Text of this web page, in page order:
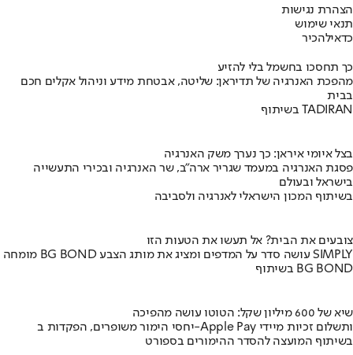
הצהרת נגישות
תנאי שימוש
כדאילהכיר
כך תחסכו בחשמל בלי להזיע
מהפכת האנרגיה של תדיראן: שליטה, אבטחת מידע וניהול אקלים חכם
בבית
בשיתוף TADIRAN
בצל איומי איראן: כך נערך משק האנרגיה
פסגת האנרגיה במעמד שגריר ארה"ב, שר האנרגיה ובכירי התעשייה
בישראל ובעולם
בשיתוף המכון הישראלי לאנרגיה ולסביבה
צובעים את הבית? אל תעשו את הטעות הזו
מומחה BG BOND עושה סדר על המדפים ומציג את מותג הצבע SIMPLY
בשיתוף BG BOND
שיא של 600 מיליון שקל: הטוטו עושה מהפיכה
יחסי הימור משופרים, הפקדות ב-Apple Pay ותשלום זכיות מיידי
בשיתוף המועצה להסדר ההימורים בספורט